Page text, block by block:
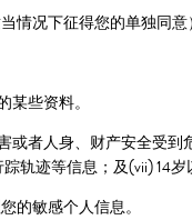
情况下征得您的单独同意
些资料。
或者人身、财产安全受
轨迹等信息；及(vii) 14岁
的敏感个人信息。